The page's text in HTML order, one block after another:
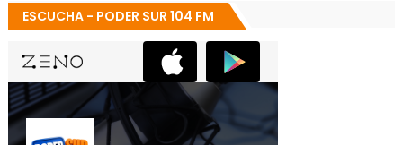
ESCUCHA - PODER SUR 104 FM